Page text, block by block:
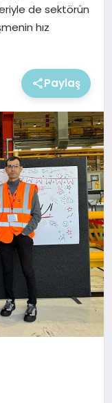
de sektörün
hız
Paylaş